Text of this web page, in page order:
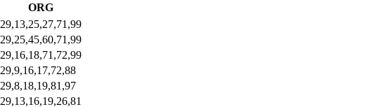
ORG
29,13,25,27,71,99
29,25,45,60,71,99
29,16,18,71,72,99
29,9,16,17,72,88
29,8,18,19,81,97
29,13,16,19,26,81